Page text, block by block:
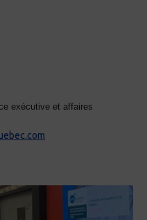
exécutive et affaires